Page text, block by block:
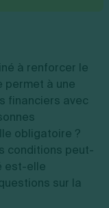
d'entreprise
à renforcer le
permet à une
financiers avec
obligatoire ?
conditions peut-
est-elle
sur la